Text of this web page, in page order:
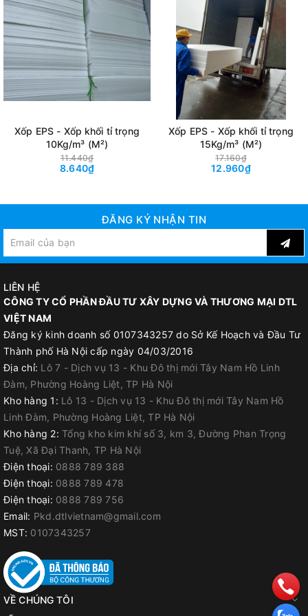
Một số loại tỷ trọng và quy cách
thông dụng:
– Tỷ trọng mút xốp eps: 8kg/m3, 10kg/m3, 12kg/m3,
….32kg/m3
– Quy cách Block:
+ Mút xốp thường và xốp tỷ trọng: (2000 x 1000 x
600)mm
+ Mút xốp Tỷ trọng từ 10kg/m3 trở lên: (4000 x 1200 x
+ Quy cách: (2000 x 1000 x 20)mm
+ Quy cách: (2000 x 1000 x 30)mm
+ Quy cách: (2000 x 1000 x 50)mm,….
Xốp EPS - Xốp khối tỉ trọng
10Kg/m³ (M²)
11.440₫
8.640₫
Xốp EPS - Xốp khối tỉ trọng
15Kg/m³ (M²)
17.160₫
12.960₫
ĐĂNG KÝ NHẬN TIN
LIÊN HỆ
CÔNG TY CỔ PHẦN ĐẦU TƯ XÂY DỰNG VÀ THƯƠNG MẠI DTL
VIỆT NAM
Đăng ký kinh doanh số 0107343257 do Sở Kế Hoạch và Đầu Tư
Thành phố Hà Nội cấp ngày 04/03/2016
Địa chỉ: Lô 7 - Dịch vụ 13 - Khu Đô thị mới Tây Nam Hồ Linh
Đàm, Phường Hoàng Liệt, TP Hà Nội
Kho hàng 1: Lô 13 - Dịch vụ 13 - Khu Đô thị mới Tây Nam Hồ
Linh Đàm, Phường Hoàng Liệt, TP Hà Nội
Kho hàng 2: Tổng kho kim khí số 3, km 3, Đường Phan Trọng
Tuệ, Xã Đại Thanh, TP Hà Nội
Điện thoại: 0888 789 388
Điện thoại: 0888 789 478
Điện thoại: 0888 789 756
Email: Pkd.dtlvietnam@gmail.com
MST: 0107343257
VỀ CHÚNG TÔI